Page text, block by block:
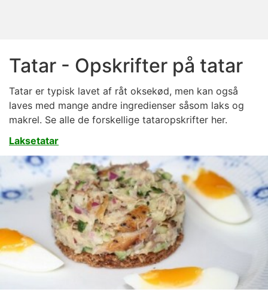
Tatar - Opskrifter på tatar
Tatar er typisk lavet af råt oksekød, men kan også
laves med mange andre ingredienser såsom laks og
makrel. Se alle de forskellige tataropskrifter her.
Laksetatar